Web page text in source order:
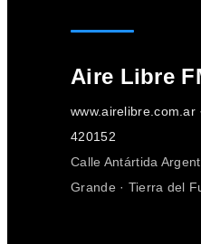
Aire Libre
www.airelibre.com.ar
420152
Calle Antártida
Grande · Tierra del